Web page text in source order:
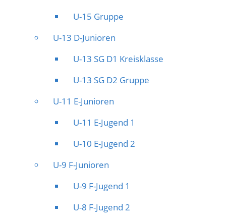
U-15 Gruppe
U-13 D-Junioren
U-13 SG D1 Kreisklasse
U-13 SG D2 Gruppe
U-11 E-Junioren
U-11 E-Jugend 1
U-10 E-Jugend 2
U-9 F-Junioren
U-9 F-Jugend 1
U-8 F-Jugend 2